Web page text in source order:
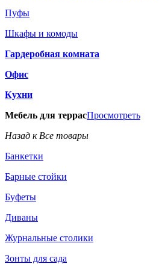
Пуфы
Шкафы и комоды
Гардеробная комната
Офис
Кухни
Мебель для террасПросмотреть
Назад к Все товары
Банкетки
Барные стойки
Буфеты
Диваны
Журнальные столики
Зонты для сада